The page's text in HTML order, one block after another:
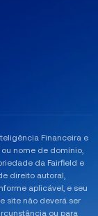
Financeira e
nome de domínio,
da Fairfield e
direito autoral,
aplicável, e seu
site não deverá ser
ou para